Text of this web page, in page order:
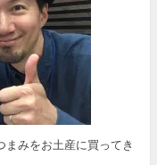
みをお土産に買ってき